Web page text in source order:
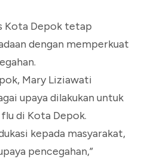
Kota Depok tetap
dengan memperkuat
Mary Liziawati
upaya dilakukan untuk
di Kota Depok.
kepada masyarakat,
pencegahan,”